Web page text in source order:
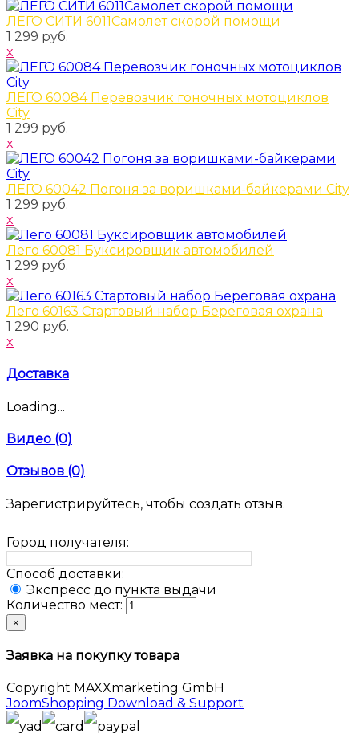
ЛЕГО СИТИ 6011Самолет скорой помощи
1 299 руб.
x
ЛЕГО 60084 Перевозчик гоночных мотоциклов
City
1 299 руб.
x
ЛЕГО 60042 Погоня за воришками-байкерами City
1 299 руб.
x
Лего 60081 Буксировщик автомобилей
1 299 руб.
x
Лего 60163 Стартовый набор Береговая охрана
1 290 руб.
x
Доставка
Loading...
Видео (0)
Отзывов (0)
Зарегистрируйтесь, чтобы создать отзыв.
Город получателя:
Способ доставки:
Экспресс до пункта выдачи
Количество мест:
×
Заявка на покупку товара
Copyright MAXXmarketing GmbH
JoomShopping Download & Support